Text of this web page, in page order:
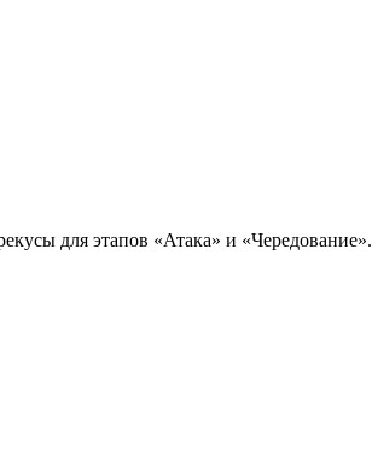
для этапов «Атака» и «Чередование».